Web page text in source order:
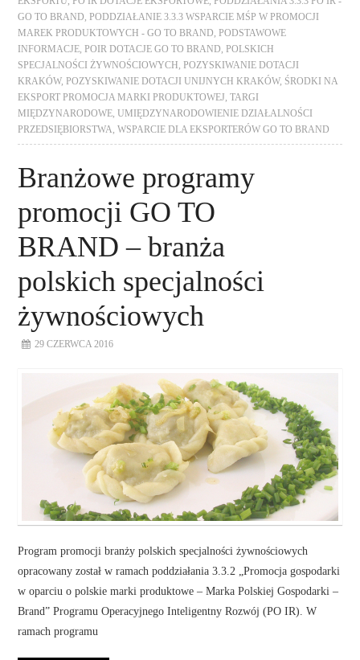
GO TO BRAND ,PODDZIAŁANIE 3.3.3 WSPARCIE MŚP W PROMOCJI
MAREK PRODUKTOWYCH - GO TO BRAND ,PODSTAWOWE
INFORMACJE ,POIR DOTACJE GO TO BRAND ,POLSKICH
SPECJALNOŚCI ŻYWNOŚCIOWYCH ,POZYSKIWANIE DOTACJI
KRAKÓW,POZYSKIWANIE DOTACJI UNIJNYCH KRAKÓW, ŚRODKI NA
EKSPORT PROMOCJA MARKI PRODUKTOWEJ ,TARGI
MIĘDZYNARODOWE ,UMIĘDZYNARODOWIENIE DZIAŁALNOŚCI
PRZEDSIĘBIORSTWA ,WSPARCIE DLA EKSPORTERÓW GO TO BRAND
Branżowe programy
promocji GO TO
BRAND – branża
polskich specjalności
żywnościowych
29 CZERWCA 2016
Program promocji branży polskich specjalności żywnościowych
opracowany został w ramach poddziałania 3.3.2 „Promocja gospodarki
w oparciu o polskie marki produktowe – Marka Polskiej Gospodarki –
Brand” Programu Operacyjnego Inteligentny Rozwój (PO IR). W
ramach programu